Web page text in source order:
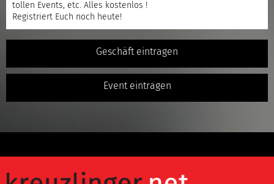
tollen Events, etc. Alles kostenlos !
Registriert Euch noch heute!
Geschäft eintragen
Event eintragen